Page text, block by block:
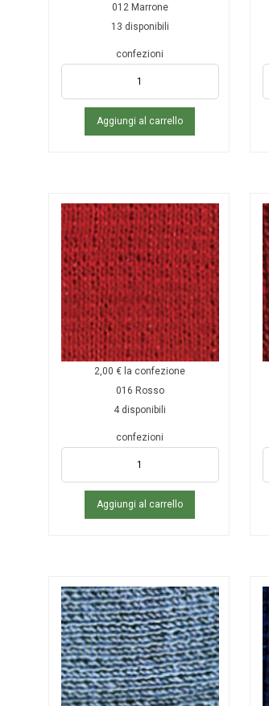
012 Marrone
13 disponibili
confezioni
Aggiungi al carrello
2,00 € la confezione
016 Rosso
4 disponibili
confezioni
Aggiungi al carrello